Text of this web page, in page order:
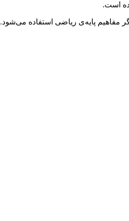
است.
مفاهیم پایه‌ی ریاضی استفاده می‌شود.